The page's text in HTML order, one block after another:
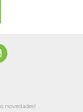
novedades!